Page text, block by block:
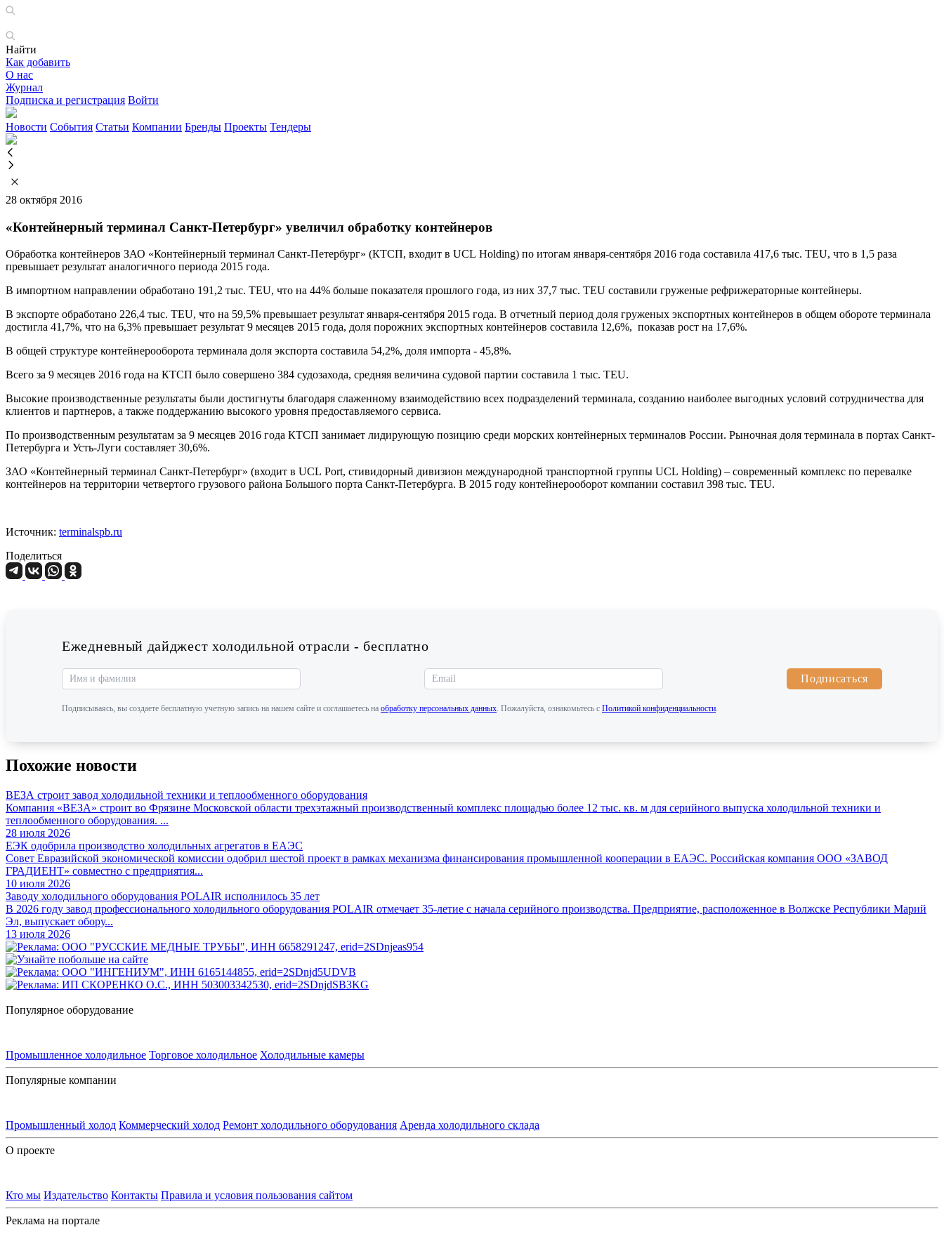
Найти
Как добавить
О нас
Журнал
Подписка и регистрация Войти
Новости События Статьи Компании Бренды Проекты Тендеры
28 октября 2016
«Контейнерный терминал Санкт-Петербург» увеличил обработку контейнеров
Обработка контейнеров ЗАО «Контейнерный терминал Санкт-Петербург» (КТСП, входит в UCL Holding) по итогам января-сентября 2016 года составила 417,6 тыс. TEU, что в 1,5 раза
превышает результат аналогичного периода 2015 года.
В импортном направлении обработано 191,2 тыс. TEU, что на 44% больше показателя прошлого года, из них 37,7 тыс. TEU составили груженые рефрижераторные контейнеры.
В экспорте обработано 226,4 тыс. TEU, что на 59,5% превышает результат января-сентября 2015 года. В отчетный период доля груженых экспортных контейнеров в общем обороте терминала
достигла 41,7%, что на 6,3% превышает результат 9 месяцев 2015 года, доля порожних экспортных контейнеров составила 12,6%, показав рост на 17,6%.
В общей структуре контейнерооборота терминала доля экспорта составила 54,2%, доля импорта - 45,8%.
Всего за 9 месяцев 2016 года на КТСП было совершено 384 судозахода, средняя величина судовой партии составила 1 тыс. TEU.
Высокие производственные результаты были достигнуты благодаря слаженному взаимодействию всех подразделений терминала, созданию наиболее выгодных условий сотрудничества для
клиентов и партнеров, а также поддержанию высокого уровня предоставляемого сервиса.
По производственным результатам за 9 месяцев 2016 года КТСП занимает лидирующую позицию среди морских контейнерных терминалов России. Рыночная доля терминала в портах Санкт-
Петербурга и Усть-Луги составляет 30,6%.
ЗАО «Контейнерный терминал Санкт-Петербург» (входит в UCL Port, стивидорный дивизион международной транспортной группы UCL Holding) – современный комплекс по перевалке
контейнеров на территории четвертого грузового района Большого порта Санкт-Петербурга. В 2015 году контейнерооборот компании составил 398 тыс. TEU.
Источник: terminalspb.ru
Поделиться
Ежедневный дайджест холодильной отрасли - бесплатно
Подписаться
Подписываясь, вы создаете бесплатную учетную запись на нашем сайте и соглашаетесь на обработку персональных данных. Пожалуйста, ознакомьтесь с Политикой конфиденциальности.
Похожие новости
ВЕЗА строит завод холодильной техники и теплообменного оборудования
Компания «ВЕЗА» строит во Фрязине Московской области трехэтажный производственный комплекс площадью более 12 тыс. кв. м для серийного выпуска холодильной техники и
теплообменного оборудования. ...
28 июля 2026
ЕЭК одобрила производство холодильных агрегатов в ЕАЭС
Совет Евразийской экономической комиссии одобрил шестой проект в рамках механизма финансирования промышленной кооперации в ЕАЭС. Российская компания ООО «ЗАВОД
ГРАДИЕНТ» совместно с предприятия...
10 июля 2026
Заводу холодильного оборудования POLAIR исполнилось 35 лет
В 2026 году завод профессионального холодильного оборудования POLAIR отмечает 35-летие с начала серийного производства. Предприятие, расположенное в Волжске Республики Марий
Эл, выпускает обору...
13 июля 2026
Популярное оборудование
Промышленное холодильное Торговое холодильное Холодильные камеры
Популярные компании
Промышленный холод Коммерческий холод Ремонт холодильного оборудования Аренда холодильного склада
О проекте
Кто мы Издательство Контакты Правила и условия пользования сайтом
Реклама на портале